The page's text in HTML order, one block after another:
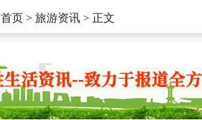
首页 > 旅游资讯 > 正文